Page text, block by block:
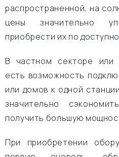
распространенной, на
цены значительно
приобрести их по
В частном секторе или
есть возможность
или домов к одной
значительно
получить большую
При приобретении